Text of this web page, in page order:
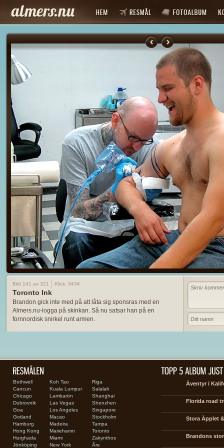
Bild 141 av 321 Klick: 3434
Toronto Ink
Brandon gick inte med på att låta sig sponsras med en
Almers.nu-logga på skinkan. Så nu satsar han på en
fornnordisk snirkel runt armen.
Bothwell
Cancun
Chicago
Dubrovnik
Goa
Gotland
Hamburg
Hong Kong
Hurghada
Jönköping
Koh Tao
Kuala Lumpur
Lambarön
Las Vegas
Los Angeles
Macao
Madeira
Mariehamn
Miami
New York
Riga
Salalah
Shanghai
Shenzhen
Singapore
Stockholm
Tampa
Toronto
Zakynthos
Åre
Äventyr i
Florida road
Stora Äpplet
Brandons